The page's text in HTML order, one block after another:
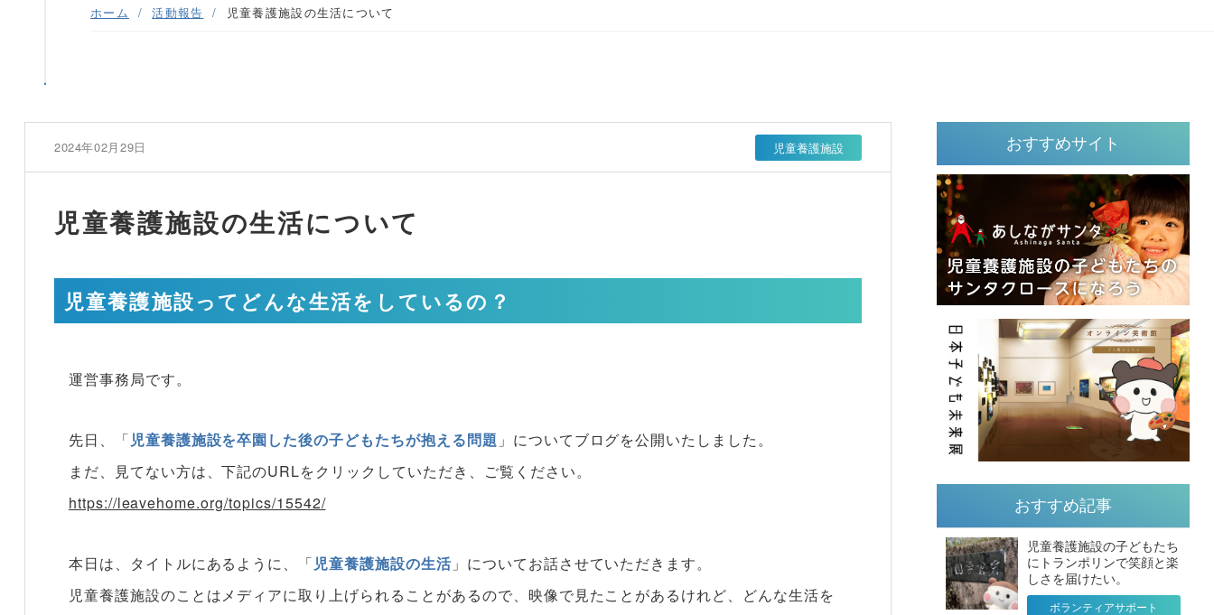
ホーム 活動報告 児童養護施設の生活について
2024年02月29日 児童養護施設
児童養護施設の生活について
児童養護施設ってどんな生活をしているの？
運営事務局です。
先日、「児童養護施設を卒園した後の子どもたちが抱える問題 」についてブログを公開いたしました。
まだ、見てない方は、下記のURLをクリックしていただき、ご覧ください。
https://leavehome.org/topics/15542/
本日は、タイトルにあるように、「児童養護施設の生活」についてお話させていただきます。
児童養護施設のことはメディアに取り上げられることがあるので、映像で見たことがあるけれど、どんな生活を
おすすめサイト
おすすめ記事
児童養護施設の子どもたち
にトランポリンで笑顔と楽
しさを届けたい。
ボランティアサポート